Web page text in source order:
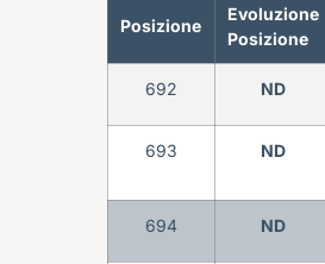
Posizione
Evoluzione
Posizione
692 ND
693 ND
694 ND